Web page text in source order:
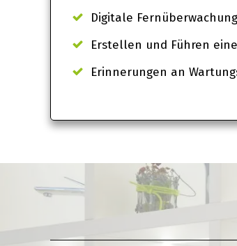
Digitale
Erstellen und Führen
Erinnerungen an